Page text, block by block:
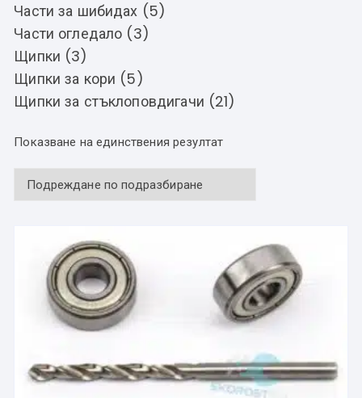
Части за шибидах (5)
Части огледало (3)
Щипки (3)
Щипки за кори (5)
Щипки за стъклоповдигачи (21)
Показване на единствения резултат